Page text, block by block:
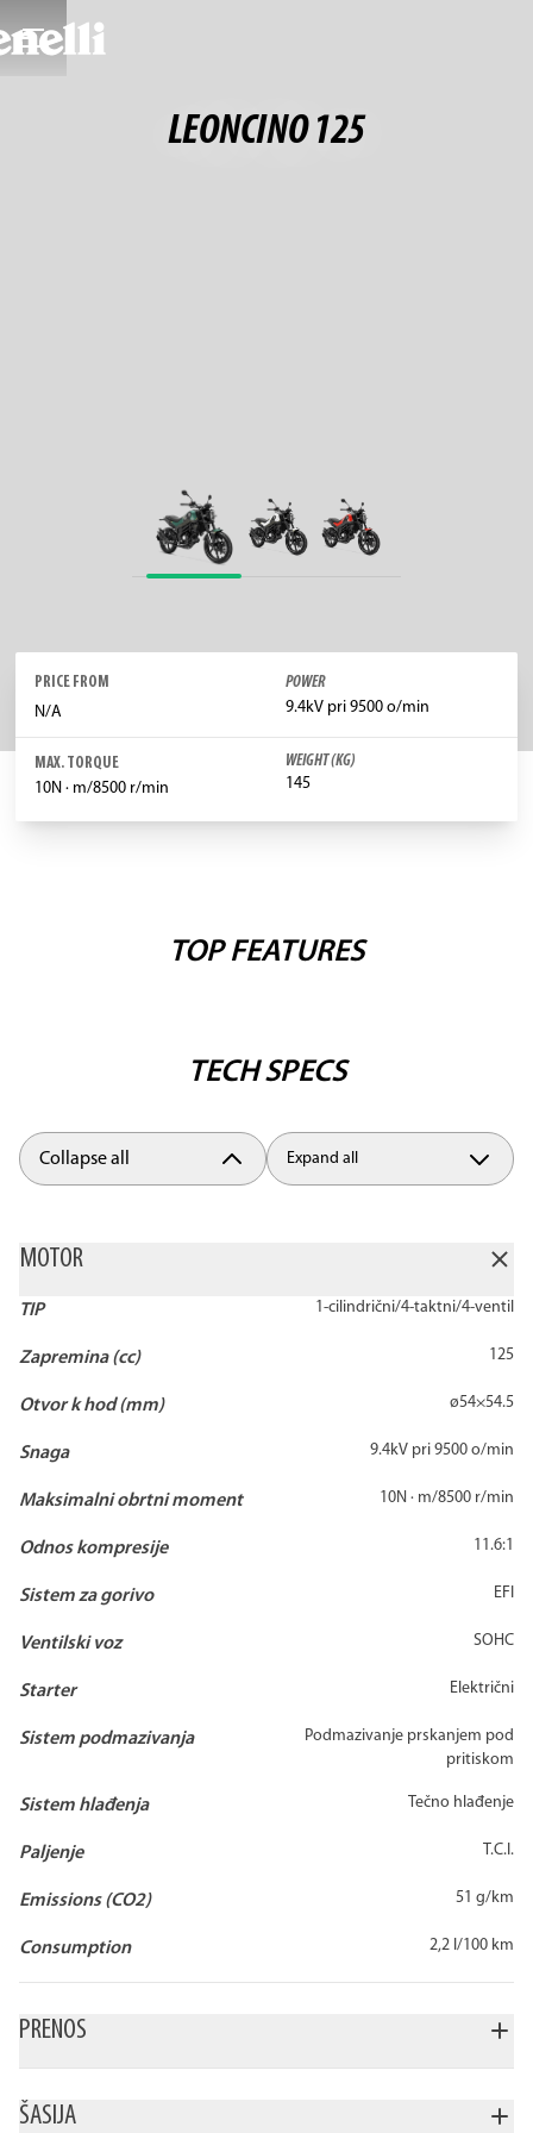
LEONCINO 125
PRICE FROM
N/A
POWER
9.4kV pri 9500 o/min
MAX. TORQUE
10N · m/8500 r/min
WEIGHT (KG)
145
TOP FEATURES
TECH SPECS
Collapse all Expand all
MOTOR
TIP 1-cilindrični/4-taktni/4-ventil
Zapremina (cc) 125
Otvor k hod (mm) ø54×54.5
Snaga 9.4kV pri 9500 o/min
Maksimalni obrtni moment 10N · m/8500 r/min
Odnos kompresije 11.6:1
Sistem za gorivo EFI
Ventilski voz SOHC
Starter Električni
Sistem podmazivanja
Podmazivanje prskanjem pod
pritiskom
Sistem hlađenja Tečno hlađenje
Paljenje T.C.I.
Emissions (CO2) 51 g/km
Consumption 2,2 l/100 km
PRENOS
ŠASIJA